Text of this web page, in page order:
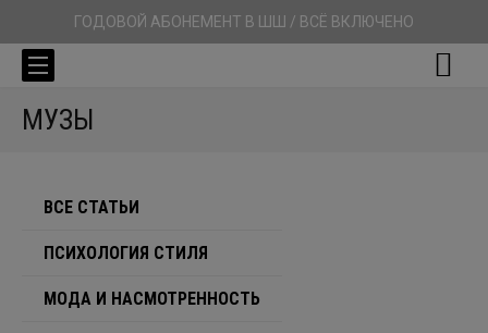
ГОДОВОЙ АБОНЕМЕНТ В ШШ / ВСЁ ВКЛЮЧЕНО
МУЗЫ
ВСЕ СТАТЬИ
ПСИХОЛОГИЯ СТИЛЯ
МОДА И НАСМОТРЕННОСТЬ